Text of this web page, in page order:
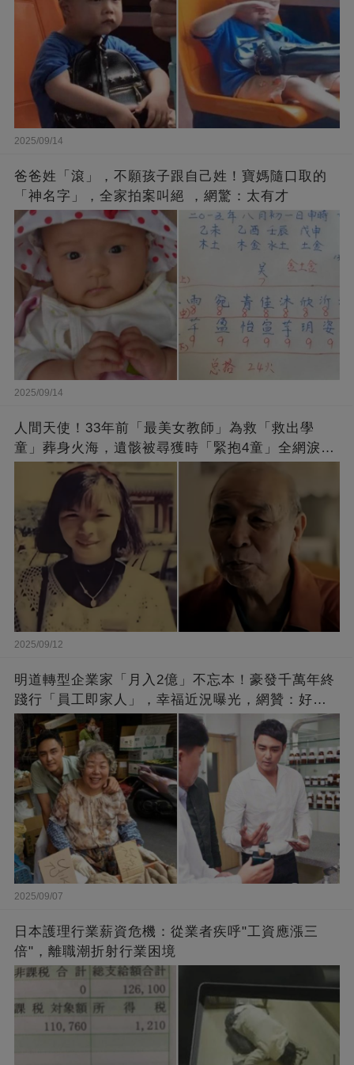
2025/09/14
爸爸姓「滾」，不願孩子跟自己姓！寶媽隨口取的
「神名字」，全家拍案叫絕 ，網驚：太有才
2025/09/14
人間天使！33年前「最美女教師」為救「救出學
童」葬身火海，遺骸被尋獲時「緊抱4童」全網淚
崩：真正的英雄不該被遺忘
2025/09/12
明道轉型企業家「月入2億」不忘本！豪發千萬年終
踐行「員工即家人」，幸福近況曝光，網贊：好老
闆的福報
2025/09/07
日本護理行業薪資危機：從業者疾呼"工資應漲三
倍"，離職潮折射行業困境